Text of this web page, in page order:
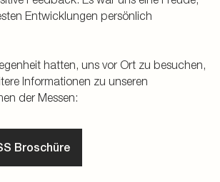
Entwicklungen persönlich
hatten, uns vor Ort zu besuchen,
Informationen zu unseren
der Messen:
Broschüre